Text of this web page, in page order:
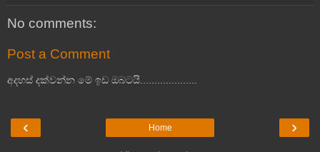
No comments:
Post a Comment
අදහස් දක්වන්න මේ ඉඩ ඔබටයි....................
‹ ›
Home